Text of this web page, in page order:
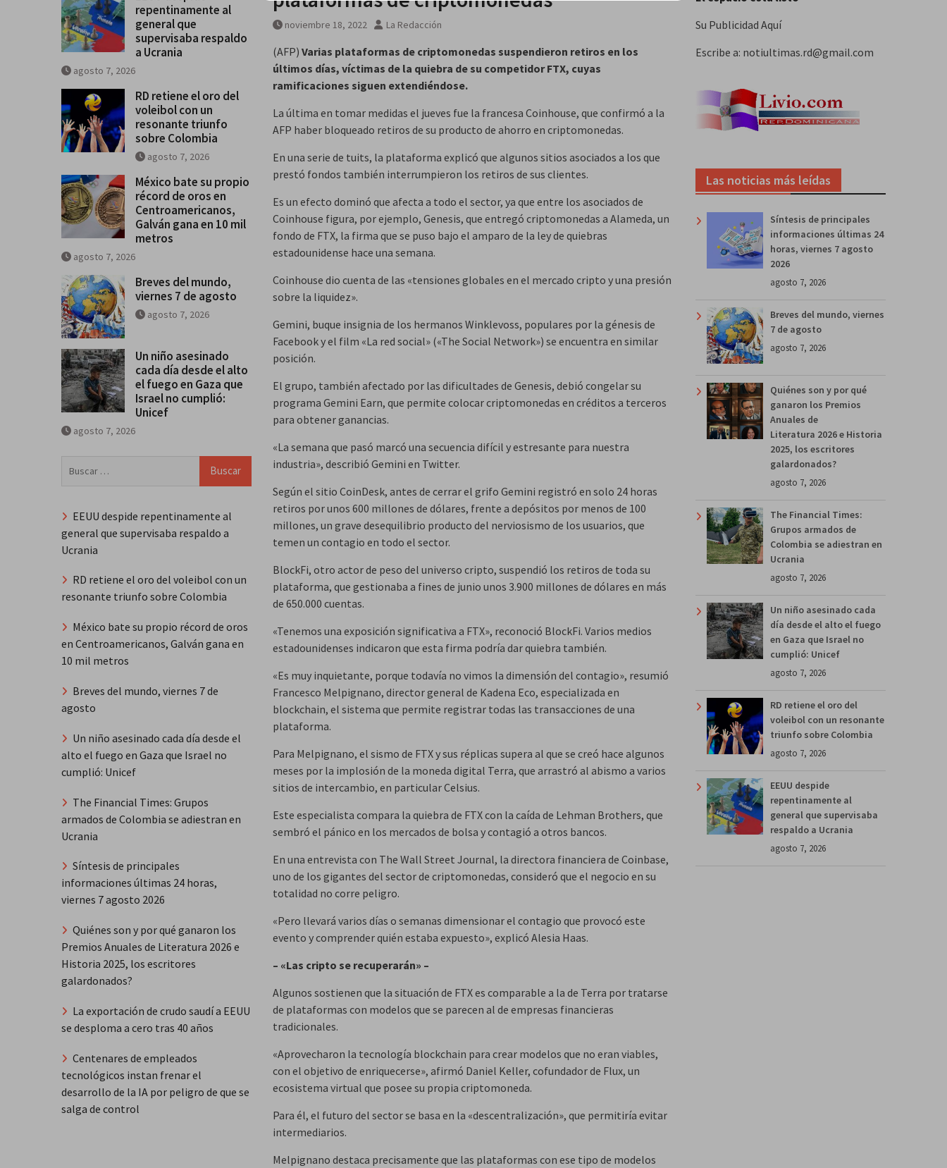
noviembre 18, 2022 La Redacción
(AFP) Varias plataformas de criptomonedas suspendieron retiros en los
últimos días, víctimas de la quiebra de su competidor FTX, cuyas
ramificaciones siguen extendiéndose.
La última en tomar medidas el jueves fue la francesa Coinhouse, que confirmó a la
AFP haber bloqueado retiros de su producto de ahorro en criptomonedas.
En una serie de tuits, la plataforma explicó que algunos sitios asociados a los que
prestó fondos también interrumpieron los retiros de sus clientes.
Es un efecto dominó que afecta a todo el sector, ya que entre los asociados de
Coinhouse figura, por ejemplo, Genesis, que entregó criptomonedas a Alameda, un
fondo de FTX, la firma que se puso bajo el amparo de la ley de quiebras
estadounidense hace una semana.
Coinhouse dio cuenta de las «tensiones globales en el mercado cripto y una presión
sobre la liquidez».
Gemini, buque insignia de los hermanos Winklevoss, populares por la génesis de
Facebook y el film «La red social» («The Social Network») se encuentra en similar
posición.
El grupo, también afectado por las dificultades de Genesis, debió congelar su
programa Gemini Earn, que permite colocar criptomonedas en créditos a terceros
para obtener ganancias.
«La semana que pasó marcó una secuencia difícil y estresante para nuestra
industria», describió Gemini en Twitter.
Según el sitio CoinDesk, antes de cerrar el grifo Gemini registró en solo 24 horas
retiros por unos 600 millones de dólares, frente a depósitos por menos de 100
millones, un grave desequilibrio producto del nerviosismo de los usuarios, que
temen un contagio en todo el sector.
BlockFi, otro actor de peso del universo cripto, suspendió los retiros de toda su
plataforma, que gestionaba a fines de junio unos 3.900 millones de dólares en más
de 650.000 cuentas.
«Tenemos una exposición significativa a FTX», reconoció BlockFi. Varios medios
estadounidenses indicaron que esta firma podría dar quiebra también.
«Es muy inquietante, porque todavía no vimos la dimensión del contagio», resumió
Francesco Melpignano, director general de Kadena Eco, especializada en
blockchain, el sistema que permite registrar todas las transacciones de una
plataforma.
Para Melpignano, el sismo de FTX y sus réplicas supera al que se creó hace algunos
meses por la implosión de la moneda digital Terra, que arrastró al abismo a varios
sitios de intercambio, en particular Celsius.
Este especialista compara la quiebra de FTX con la caída de Lehman Brothers, que
sembró el pánico en los mercados de bolsa y contagió a otros bancos.
En una entrevista con The Wall Street Journal, la directora financiera de Coinbase,
uno de los gigantes del sector de criptomonedas, consideró que el negocio en su
totalidad no corre peligro.
«Pero llevará varios días o semanas dimensionar el contagio que provocó este
evento y comprender quién estaba expuesto», explicó Alesia Haas.
– «Las cripto se recuperarán» –
Algunos sostienen que la situación de FTX es comparable a la de Terra por tratarse
de plataformas con modelos que se parecen al de empresas financieras
tradicionales.
«Aprovecharon la tecnología blockchain para crear modelos que no eran viables,
con el objetivo de enriquecerse», afirmó Daniel Keller, cofundador de Flux, un
ecosistema virtual que posee su propia criptomoneda.
Para él, el futuro del sector se basa en la «descentralización», que permitiría evitar
intermediarios.
Melpignano destaca precisamente que las plataformas con ese tipo de modelos
Su Publicidad Aquí
Escribe a: notiultimas.rd@gmail.com
Las noticias más leídas
Síntesis de principales
informaciones últimas 24
horas, viernes 7 agosto
2026
agosto 7, 2026
Breves del mundo, viernes
7 de agosto
agosto 7, 2026
Quiénes son y por qué
ganaron los Premios
Anuales de
Literatura 2026 e Historia
2025, los escritores
galardonados?
agosto 7, 2026
The Financial Times:
Grupos armados de
Colombia se adiestran en
Ucrania
agosto 7, 2026
Un niño asesinado cada
día desde el alto el fuego
en Gaza que Israel no
cumplió: Unicef
agosto 7, 2026
RD retiene el oro del
voleibol con un resonante
triunfo sobre Colombia
agosto 7, 2026
EEUU despide
repentinamente al
general que supervisaba
respaldo a Ucrania
agosto 7, 2026
repentinamente al
general que
supervisaba respaldo
a Ucrania
agosto 7, 2026
RD retiene el oro del
voleibol con un
resonante triunfo
sobre Colombia
agosto 7, 2026
México bate su propio
récord de oros en
Centroamericanos,
Galván gana en 10 mil
metros
agosto 7, 2026
Breves del mundo,
viernes 7 de agosto
agosto 7, 2026
Un niño asesinado
cada día desde el alto
el fuego en Gaza que
Israel no cumplió:
Unicef
agosto 7, 2026
EEUU despide repentinamente al
general que supervisaba respaldo a
Ucrania
RD retiene el oro del voleibol con un
resonante triunfo sobre Colombia
México bate su propio récord de oros
en Centroamericanos, Galván gana en
10 mil metros
Breves del mundo, viernes 7 de
agosto
Un niño asesinado cada día desde el
alto el fuego en Gaza que Israel no
cumplió: Unicef
The Financial Times: Grupos
armados de Colombia se adiestran en
Ucrania
Síntesis de principales
informaciones últimas 24 horas,
viernes 7 agosto 2026
Quiénes son y por qué ganaron los
Premios Anuales de Literatura 2026 e
Historia 2025, los escritores
galardonados?
La exportación de crudo saudí a EEUU
se desploma a cero tras 40 años
Centenares de empleados
tecnológicos instan frenar el
desarrollo de la IA por peligro de que se
salga de control